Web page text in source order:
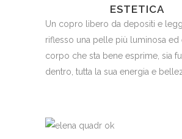
ESTETICA
Un copro libero da depositi e
riflesso una pelle più luminosa ed
corpo che sta bene esprime, sia
dentro, tutta la sua energia e